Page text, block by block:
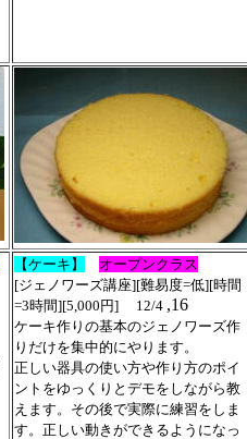
【ケーキ】
オープンクラス
[ジェノワーズ講座][難易度=低][時間
=3時間][5,000円]
12/4 ,16
ケーキ作りの基本のジェノワーズ作
りだけを集中的にやります。
正しい器具の使い方や作り方のポイ
ントをゆっくりとデモをしながら教
えます。その後で実際に練習をしま
す。正しい動きができるようになっ